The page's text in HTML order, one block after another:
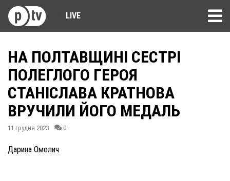
LIVE
НА ПОЛТАВЩИНІ СЕСТРІ
ПОЛЕГЛОГО ГЕРОЯ
СТАНІСЛАВА КРАТНОВА
ВРУЧИЛИ ЙОГО МЕДАЛЬ
11 грудня 2023 0
Дарина Омелич